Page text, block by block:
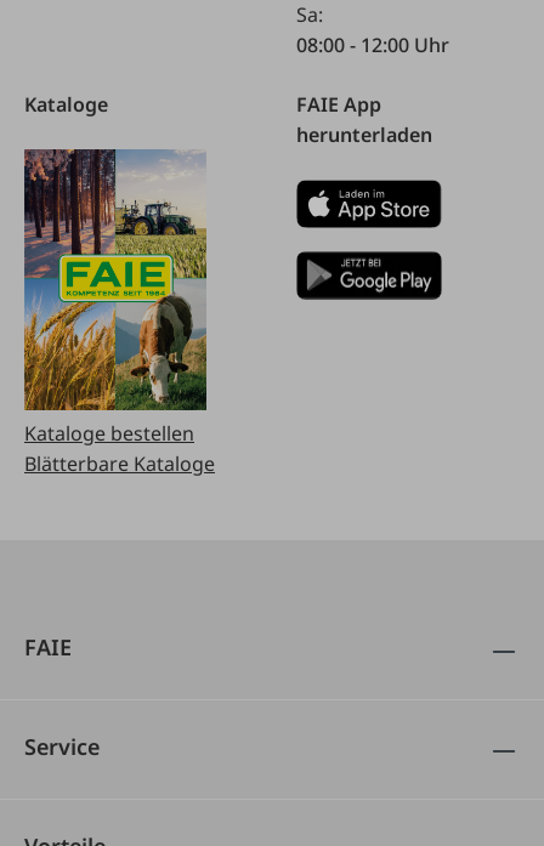
Sa:
08:00 - 12:00 Uhr
Kataloge
Kataloge bestellen
Blätterbare Kataloge
FAIE App
herunterladen
FAIE
Service